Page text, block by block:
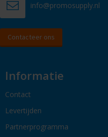
info@promosupply.nl
Contacteer ons
Informatie
Contact
Levertijden
Partnerprogramma